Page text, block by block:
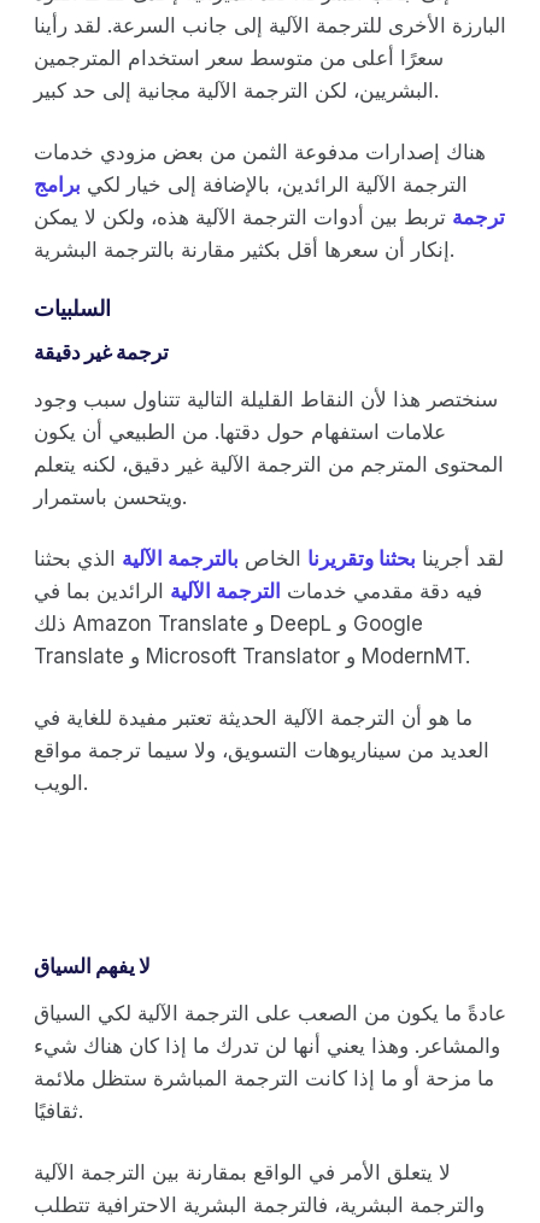
البارزة الأخرى للترجمة الآلية إلى جانب السرعة. لقد رأينا
سعرًا أعلى من متوسط سعر استخدام المترجمين
البشريين، لكن الترجمة الآلية مجانية إلى حد كبير.
هناك إصدارات مدفوعة الثمن من بعض مزودي خدمات
الترجمة الآلية الرائدين، بالإضافة إلى خيار لكي برامج
ترجمة تربط بين أدوات الترجمة الآلية هذه، ولكن لا يمكن
إنكار أن سعرها أقل بكثير مقارنة بالترجمة البشرية.
السلبيات
ترجمة غير دقيقة
سنختصر هذا لأن النقاط القليلة التالية تتناول سبب وجود
علامات استفهام حول دقتها. من الطبيعي أن يكون
المحتوى المترجم من الترجمة الآلية غير دقيق، لكنه يتعلم
ويتحسن باستمرار.
لقد أجرينا بحثنا وتقريرنا الخاص بالترجمة الآلية الذي بحثنا
فيه دقة مقدمي خدمات الترجمة الآلية الرائدين بما في
ذلك Amazon Translate و DeepL و Google
Translate و Microsoft Translator و ModernMT.
ما هو أن الترجمة الآلية الحديثة تعتبر مفيدة للغاية في
العديد من سيناريوهات التسويق، ولا سيما ترجمة مواقع
الويب.
لا يفهم السياق
عادةً ما يكون من الصعب على الترجمة الآلية لكي السياق
والمشاعر. وهذا يعني أنها لن تدرك ما إذا كان هناك شيء
ما مزحة أو ما إذا كانت الترجمة المباشرة ستظل ملائمة
ثقافيًا.
لا يتعلق الأمر في الواقع بمقارنة بين الترجمة الآلية
والترجمة البشرية، فالترجمة البشرية الاحترافية تتطلب